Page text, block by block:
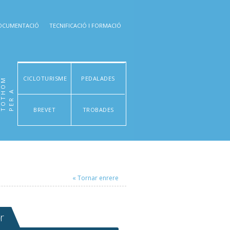
TECNIFICACIÓ I FORMACIÓ
P
E
R
A
T
O
T
H
O
M CICLOTURISME PEDALADES
BREVET TROBADES
« Tornar enrere